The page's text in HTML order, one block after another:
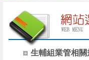
生輔組業管相關